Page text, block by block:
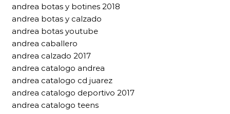
andrea botas y botines 2018
andrea botas y calzado
andrea botas youtube
andrea caballero
andrea calzado 2017
andrea catalogo andrea
andrea catalogo cd juarez
andrea catalogo deportivo 2017
andrea catalogo teens